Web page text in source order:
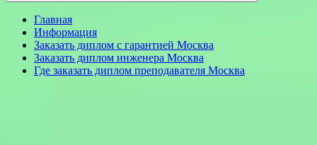
Главная
Информация
Заказать диплом с гарантией Москва
Заказать диплом инженера Москва
Где заказать диплом преподавателя Москва